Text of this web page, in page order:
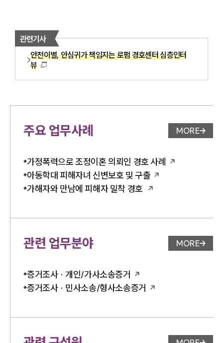
관련기사
안전이별, 안심귀가 책임지는 로펌 경호센터 심층인터
뷰
주요 업무사례 업무사례
MORE
가정폭력으로 조정이혼 의뢰인 경호 사례
아동학대 피해자녀 신변보호 및 구출
가해자와 만남에 피해자 밀착 경호
관련 업무분야 업무분야
MORE
증거조사 · 개인/가사소송증거
증거조사 · 민사소송/형사소송증거